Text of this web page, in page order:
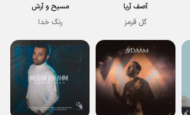
آصف آریا
گل قرمز
مسیح و آرش
رنگ خدا